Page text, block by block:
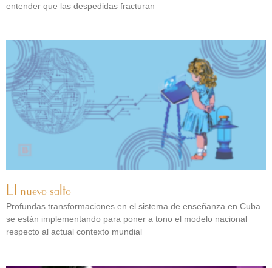
entender que las despedidas fracturan
El nuevo salto
Profundas transformaciones en el sistema de enseñanza en Cuba
se están implementando para poner a tono el modelo nacional
respecto al actual contexto mundial